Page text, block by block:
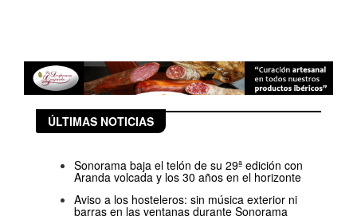
ÚLTIMAS NOTICIAS
Sonorama baja el telón de su 29ª edición con
Aranda volcada y los 30 años en el horizonte
Aviso a los hosteleros: sin música exterior ni
barras en las ventanas durante Sonorama